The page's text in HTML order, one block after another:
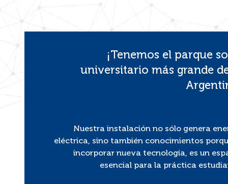
¡Tenemos el parque
universitario más grande
Nuestra instalación no sólo genera
eléctrica, sino también conocimientos
incorporar nueva tecnología, es un
esencial para la práctica